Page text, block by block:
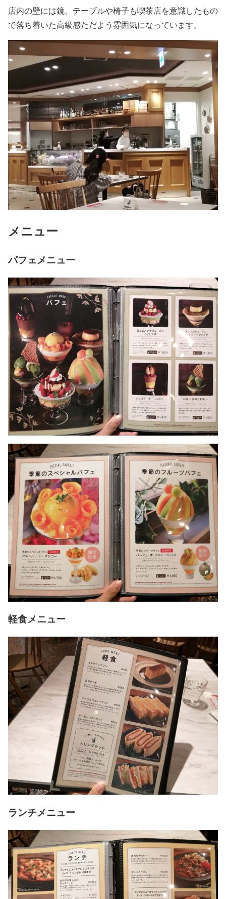
店内の壁には鏡、テーブルや椅子も喫茶店を意識したもの
で落ち着いた高級感ただよう雰囲気になっています。
メニュー
パフェメニュー
軽食メニュー
ランチメニュー